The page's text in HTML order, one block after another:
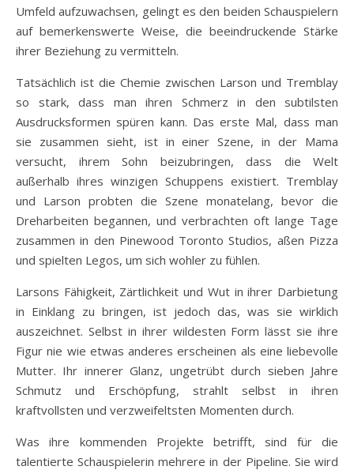
Umfeld aufzuwachsen, gelingt es den beiden Schauspielern
auf bemerkenswerte Weise, die beeindruckende Stärke
ihrer Beziehung zu vermitteln.
Tatsächlich ist die Chemie zwischen Larson und Tremblay
so stark, dass man ihren Schmerz in den subtilsten
Ausdrucksformen spüren kann. Das erste Mal, dass man
sie zusammen sieht, ist in einer Szene, in der Mama
versucht, ihrem Sohn beizubringen, dass die Welt
außerhalb ihres winzigen Schuppens existiert. Tremblay
und Larson probten die Szene monatelang, bevor die
Dreharbeiten begannen, und verbrachten oft lange Tage
zusammen in den Pinewood Toronto Studios, aßen Pizza
und spielten Legos, um sich wohler zu fühlen.
Larsons Fähigkeit, Zärtlichkeit und Wut in ihrer Darbietung
in Einklang zu bringen, ist jedoch das, was sie wirklich
auszeichnet. Selbst in ihrer wildesten Form lässt sie ihre
Figur nie wie etwas anderes erscheinen als eine liebevolle
Mutter. Ihr innerer Glanz, ungetrübt durch sieben Jahre
Schmutz und Erschöpfung, strahlt selbst in ihren
kraftvollsten und verzweifeltsten Momenten durch.
Was ihre kommenden Projekte betrifft, sind für die
talentierte Schauspielerin mehrere in der Pipeline. Sie wird